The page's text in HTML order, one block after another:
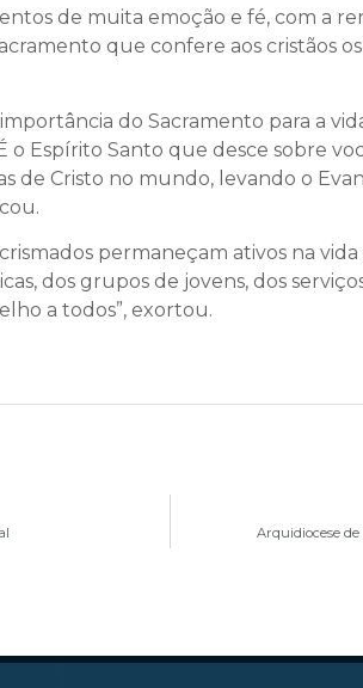
de muita emoção e fé, com a
que confere aos cristãos
do Sacramento para a
Espírito Santo que desce sobre
de Cristo no mundo, levando o
permaneçam ativos na
dos grupos de jovens, dos
a todos”, exortou.
Arquidiocese